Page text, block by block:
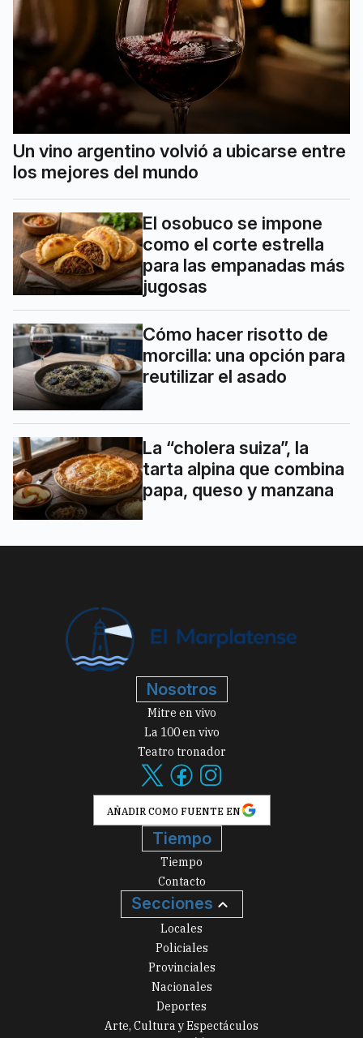
Un vino argentino volvió a ubicarse entre
los mejores del mundo
El osobuco se impone
como el corte estrella
para las empanadas más
jugosas
Cómo hacer risotto de
morcilla: una opción para
reutilizar el asado
La “cholera suiza”, la
tarta alpina que combina
papa, queso y manzana
Nosotros
Mitre en vivo
La 100 en vivo
Teatro tronador
AÑADIR COMO FUENTE EN
Tiempo
Tiempo
Contacto
Secciones
Locales
Policiales
Provinciales
Nacionales
Deportes
Arte, Cultura y Espectáculos